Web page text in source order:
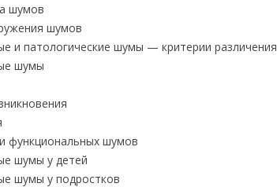
шумов
шумов
и патологические шумы — критерии различения
шумы
функциональных шумов
шумы у детей
шумы у подростков